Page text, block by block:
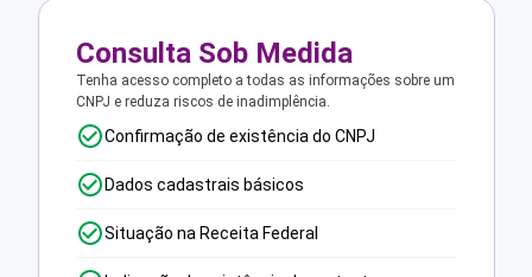
Consulta Sob Medida
Tenha acesso completo a todas as informações sobre um
CNPJ e reduza riscos de inadimplência.
Confirmação de existência do CNPJ
Dados cadastrais básicos
Situação na Receita Federal